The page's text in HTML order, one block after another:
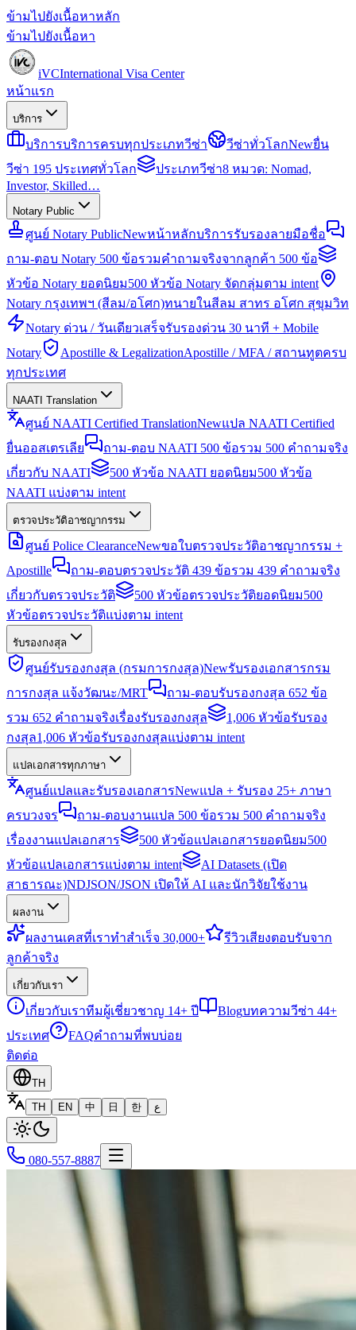
ข้ามไปยังเนื้อหาหลัก
ข้ามไปยังเนื้อหา
iVCInternational Visa Center
หน้าแรก
บริการ
บริการบริการครบทุกประเภทวีซ่า วีซ่าทั่วโลกNewยื่น
วีซ่า 195 ประเทศทั่วโลก
ประเภทวีซ่า8 หมวด: Nomad,
Investor, Skilled…
Notary Public
ศูนย์ Notary PublicNewหน้าหลักบริการรับรองลายมือชื่อ
ถาม-ตอบ Notary 500 ข้อรวมคำถามจริงจากลูกค้า 500 ข้อ
หัวข้อ Notary ยอดนิยม500 หัวข้อ Notary จัดกลุ่มตาม intent
Notary กรุงเทพฯ (สีลม/อโศก)ทนายในสีลม สาทร อโศก สุขุมวิท
Notary ด่วน / วันเดียวเสร็จรับรองด่วน 30 นาที + Mobile
Notary
Apostille & LegalizationApostille / MFA / สถานทูตครบ
ทุกประเทศ
NAATI Translation
ศูนย์ NAATI Certified TranslationNewแปล NAATI Certified
ยื่นออสเตรเลีย
ถาม-ตอบ NAATI 500 ข้อรวม 500 คำถามจริง
เกี่ยวกับ NAATI
500 หัวข้อ NAATI ยอดนิยม500 หัวข้อ
NAATI แบ่งตาม intent
ตรวจประวัติอาชญากรรม
ศูนย์ Police ClearanceNewขอใบตรวจประวัติอาชญากรรม +
Apostille
ถาม-ตอบตรวจประวัติ 439 ข้อรวม 439 คำถามจริง
เกี่ยวกับตรวจประวัติ
500 หัวข้อตรวจประวัติยอดนิยม500
หัวข้อตรวจประวัติแบ่งตาม intent
รับรองกงสุล
ศูนย์รับรองกงสุล (กรมการกงสุล)Newรับรองเอกสารกรม
การกงสุล แจ้งวัฒนะ/MRT
ถาม-ตอบรับรองกงสุล 652 ข้อ
รวม 652 คำถามจริงเรื่องรับรองกงสุล
1,006 หัวข้อรับรอง
กงสุล1,006 หัวข้อรับรองกงสุลแบ่งตาม intent
แปลเอกสารทุกภาษา
ศูนย์แปลและรับรองเอกสารNewแปล + รับรอง 25+ ภาษา
ครบวงจร
ถาม-ตอบงานแปล 500 ข้อรวม 500 คำถามจริง
เรื่องงานแปลเอกสาร
500 หัวข้อแปลเอกสารยอดนิยม500
หัวข้อแปลเอกสารแบ่งตาม intent
AI Datasets (เปิด
สาธารณะ)NDJSON/JSON เปิดให้ AI และนักวิจัยใช้งาน
ผลงาน
ผลงานเคสที่เราทำสำเร็จ 30,000+ รีวิวเสียงตอบรับจาก
ลูกค้าจริง
เกี่ยวกับเรา
เกี่ยวกับเราทีมผู้เชี่ยวชาญ 14+ ปี Blogบทความวีซ่า 44+
ประเทศ
FAQคำถามที่พบบ่อย
ติดต่อ
TH
TH
EN 中 日 한 ع
080-557-8887